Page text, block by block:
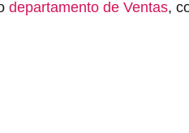
departamento de Ventas,